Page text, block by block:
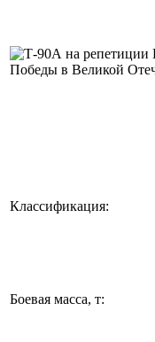
Классификация:
Боевая масса, т: